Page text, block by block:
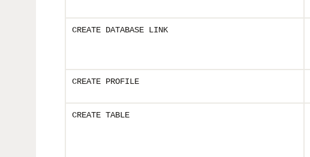
CREATE DATABASE LINK
CREATE PROFILE
CREATE TABLE